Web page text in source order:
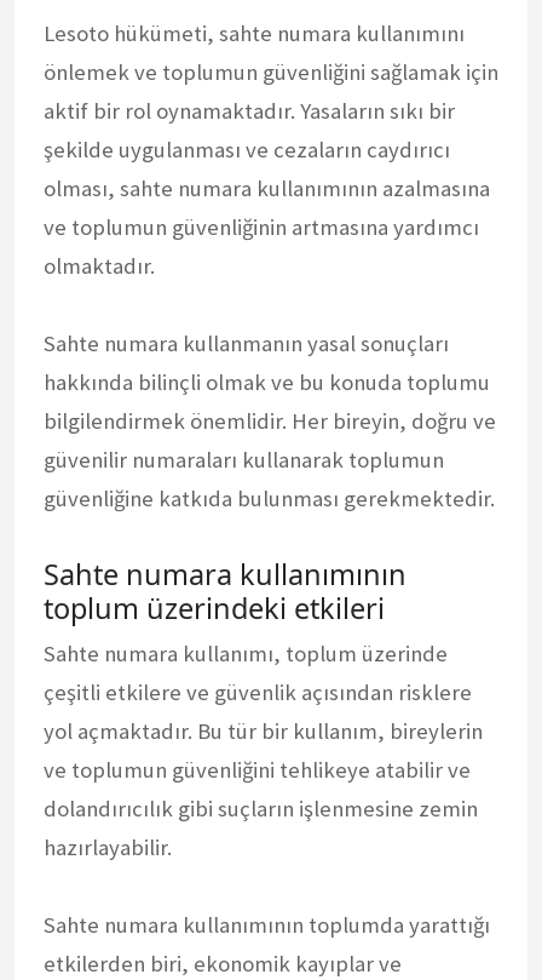
Lesoto hükümeti, sahte numara kullanımını
önlemek ve toplumun güvenliğini sağlamak için
aktif bir rol oynamaktadır. Yasaların sıkı bir
şekilde uygulanması ve cezaların caydırıcı
olması, sahte numara kullanımının azalmasına
ve toplumun güvenliğinin artmasına yardımcı
olmaktadır.
Sahte numara kullanmanın yasal sonuçları
hakkında bilinçli olmak ve bu konuda toplumu
bilgilendirmek önemlidir. Her bireyin, doğru ve
güvenilir numaraları kullanarak toplumun
güvenliğine katkıda bulunması gerekmektedir.
Sahte numara kullanımının
toplum üzerindeki etkileri
Sahte numara kullanımı, toplum üzerinde
çeşitli etkilere ve güvenlik açısından risklere
yol açmaktadır. Bu tür bir kullanım, bireylerin
ve toplumun güvenliğini tehlikeye atabilir ve
dolandırıcılık gibi suçların işlenmesine zemin
hazırlayabilir.
Sahte numara kullanımının toplumda yarattığı
etkilerden biri, ekonomik kayıplar ve